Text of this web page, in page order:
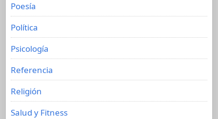
Poesía
Política
Psicología
Referencia
Religión
Salud y Fitness